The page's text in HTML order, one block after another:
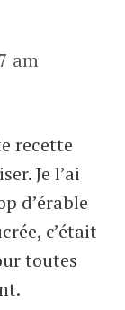
am
recette
Je l’ai
d’érable
c’était
toutes